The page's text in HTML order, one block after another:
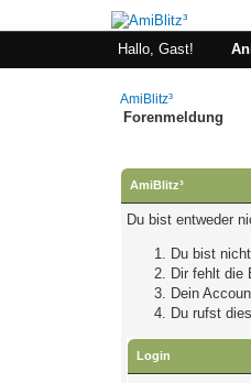
Hallo, Gast!
AmiBlitz³
Forenmeldung
AmiBlitz³
Du bist entweder
Du bist
Dir fehlt die
Dein
Du rufst
Login